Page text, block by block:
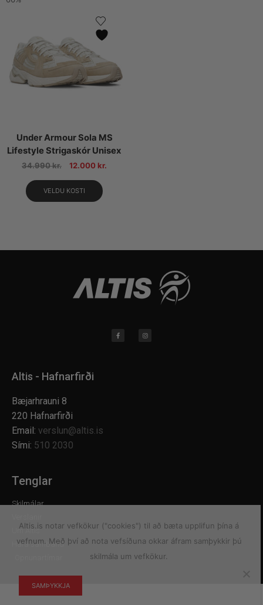
Under Armour Sola MS
Lifestyle Strigaskór Unisex
34.990kr. 12.000 kr.
VELDU KOSTI
Altis - Hafnarfirði
Bæjarhrauni 8
220 Hafnarfirði
Email: verslun@altis.is
Sími: 510 2030
Tenglar
Skilmálar
Um Altis
Hafa samband
Altis.is notar vefkökur ("cookies") til að bæta upplifun þína á
vefnum. Með því að nota vefsíðuna okkar áfram samþykkir þú
skilmála um vefkökur.
SAMÞYKKJA